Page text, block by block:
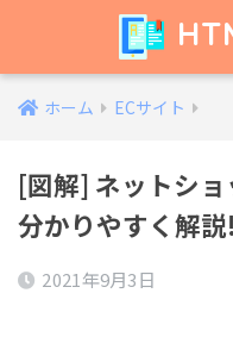
ホーム ECサイト
[図解] ネットショ
分かりやすく解説!
2021年9月3日